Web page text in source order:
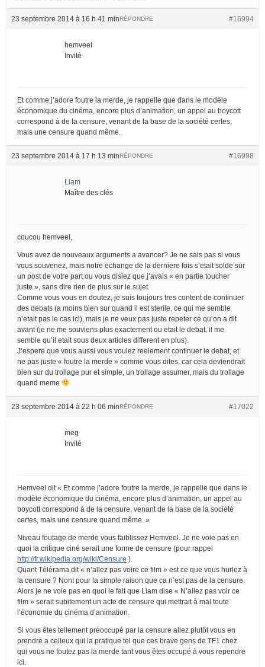
23 septembre 2014 à 16 h 41 min #16994
RÉPONDRE
hemveel
Invité
Et comme j’adore foutre la merde, je rappelle que dans le modèle
économique du cinéma, encore plus d’animation, un appel au boycott
correspond à de la censure, venant de la base de la société certes,
mais une censure quand même.
23 septembre 2014 à 17 h 13 min #16998
RÉPONDRE
Liam
Maître des clés
coucou hemveel,
Vous avez de nouveaux arguments a avancer? Je ne sais pas si vous
vous souvenez, mais notre echange de la derniere fois s’etait solde sur
un post de votre part ou vous disiez que j’avais « en partie toucher
juste », sans dire rien de plus sur le sujet.
Comme vous vous en doutez, je suis toujours tres content de continuer
des debats (a moins bien sur quand il est sterile, ce qui me semble
n’etait pas le cas ici), mais je ne veux pas juste repeter ce qu’on a dit
avant (je ne me souviens plus exactement ou etait le debat, il me
semble qu’il etait sous deux articles different en plus).
J’espere que vous aussi vous voulez reelement continuer le debat, et
ne pas juste « foutre la merde » comme vous dites, car cela deviendrait
bien sur du trollage pur et simple, un trollage assumer, mais du trollage
quand meme
23 septembre 2014 à 22 h 06 min #17022
RÉPONDRE
meg
Invité
Hemveel dit « Et comme j’adore foutre la merde, je rappelle que dans le
modèle économique du cinéma, encore plus d’animation, un appel au
boycott correspond à de la censure, venant de la base de la société
certes, mais une censure quand même. »
Niveau foutage de merde vous faiblissez Hemveel. Je ne voie pas en
quoi la critique ciné serait une forme de censure (pour rappel
http://fr.wikipedia.org/wiki/Censure ).
Quant Télérama dit « n’allez pas voire ce film » est ce que vous hurlez à
la censure ? Non! pour la simple raison que ca n’est pas de la censure.
Alors je ne voie pas en quoi le fait que Liam dise « N’allez pas voir ce
film » serait subitement un acte de censure qui mettrait à mal toute
l’économie du cinéma d’animation.
Si vous êtes tellement préoccupé par la censure allez plutôt vous en
prendre a celleux qui la pratique tel que ces brave gens de TF1 chez
qui vous ne foutez pas la merde tant vous êtes occupé à vous rependre
ici.